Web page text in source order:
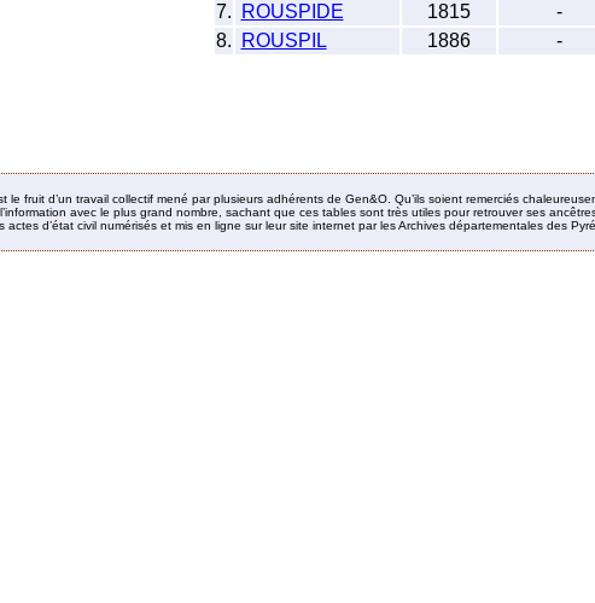
7.
ROUSPIDE 1815 -
8.
ROUSPIL 1886 -
le fruit d’un travail collectif mené par plusieurs adhérents de Gen&O. Qu’ils soient remerciés
avec le plus grand nombre, sachant que ces tables sont très utiles pour retrouver ses
actes d’état civil numérisés et mis en ligne sur leur site internet par les Archives départementales des